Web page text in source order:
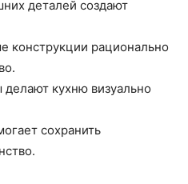
деталей создают
конструкции рационально
кухню визуально
сохранить